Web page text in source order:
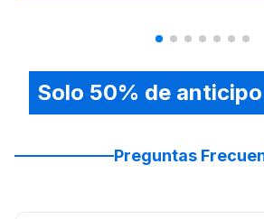
Solo 50% de
Preguntas